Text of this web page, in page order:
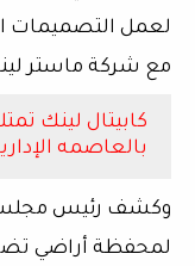
لعمل التصميمات
مع شركة ماستر
كابيتال لينك
بالعاصمه
وكشف رئيس مجلس
لمحفظة أراضي